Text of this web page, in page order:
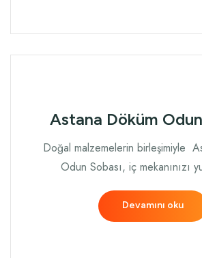
Astana Döküm
Doğal malzemelerin birleşimiyle
Odun Sobası, iç mekanınızı
Devamını oku